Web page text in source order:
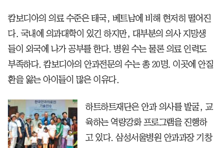
캄보디아의 의료 수준은 태국, 베트남에 비해 현저히 떨어진
다. 국내에 의과대학이 있긴 하지만, 대부분의 의사 지망생
들이 외국에 나가 공부를 한다. 병원 수는 물론 의료 인력도
부족하다. 캄보디아의 안과전문의 수는 총 20명. 이곳에 안질
환을 앓는 아이들이 많은 이유다.
하트하트재단은 안과 의사를 발굴, 교
육하는 역량강화 프로그램을 진행하
고 있다. 삼성서울병원 안과과장 기창